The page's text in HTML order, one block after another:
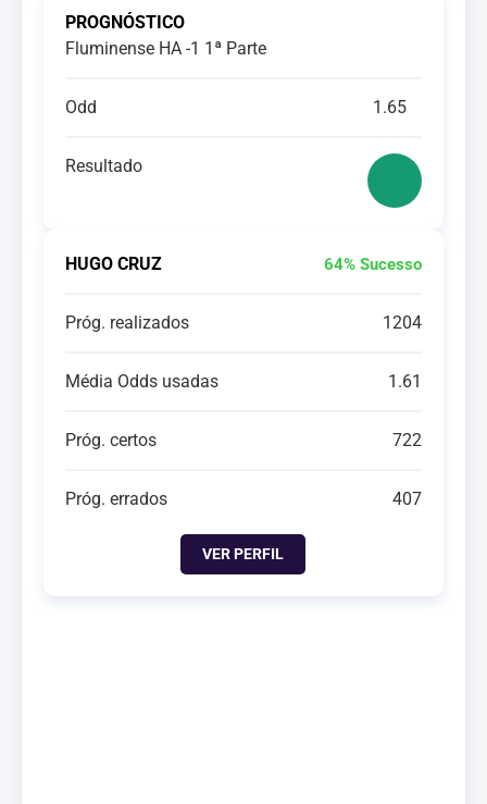
PROGNÓSTICO
Fluminense HA -1 1ª Parte
Odd 1.65
Resultado
HUGO CRUZ 64% Sucesso
Próg. realizados 1204
Média Odds usadas 1.61
Próg. certos 722
Próg. errados 407
VER PERFIL